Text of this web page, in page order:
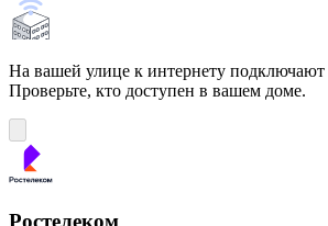
На вашей улице к интернету подключают
Проверьте, кто доступен в вашем доме.
Ростелеком